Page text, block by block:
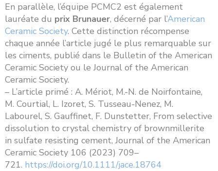
En parallèle, l’équipe PCMC2 est également
lauréate du prix Brunauer, décerné par l’American
Ceramic Society. Cette distinction récompense
chaque année l’article jugé le plus remarquable sur
les ciments, publié dans le Bulletin of the American
Ceramic Society ou le Journal of the American
Ceramic Society.
– L’article primé : A. Mériot, M.-N. de Noirfontaine,
M. Courtial, L. Izoret, S. Tusseau-Nenez, M.
Labourel, S. Gauffinet, F. Dunstetter, From selective
dissolution to crystal chemistry of brownmillerite
in sulfate resisting cement, Journal of the American
Ceramic Society 106 (2023) 709–
721. https://doi.org/10.1111/jace.18764